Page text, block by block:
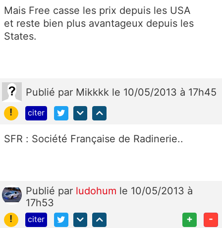
Mais Free casse les prix depuis les USA
et reste bien plus avantageux depuis les
States.
Publié par Mikkkk le 10/05/2013 à 17h45
!
citer
SFR : Société Française de Radinerie..
Publié par ludohum le 10/05/2013 à
17h53
!
citer + -